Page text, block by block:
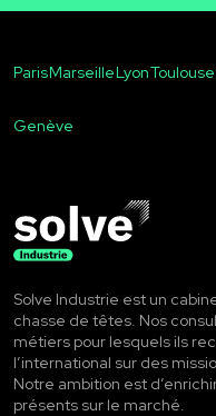
ParisMarseilleLyonToulouse
Genève
Solve Industrie est un
chasse de têtes. Nos
métiers pour lesquels ils
l’international sur des
Notre ambition est
présents sur le marché.